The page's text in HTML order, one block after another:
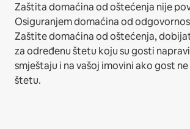
Zaštita domaćina od oštećenja nije
Osiguranjem domaćina od
Zaštite domaćina od oštećenja,
za određenu štetu koju su gosti
smještaju i na vašoj imovini ako gost
štetu.